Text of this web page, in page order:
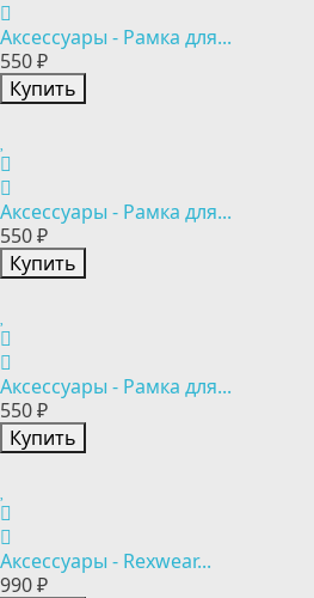
Аксессуары - Рамка для...
550 ₽
Купить
Аксессуары - Рамка для...
550 ₽
Купить
Аксессуары - Рамка для...
550 ₽
Купить
Аксессуары - Rexwear...
990 ₽